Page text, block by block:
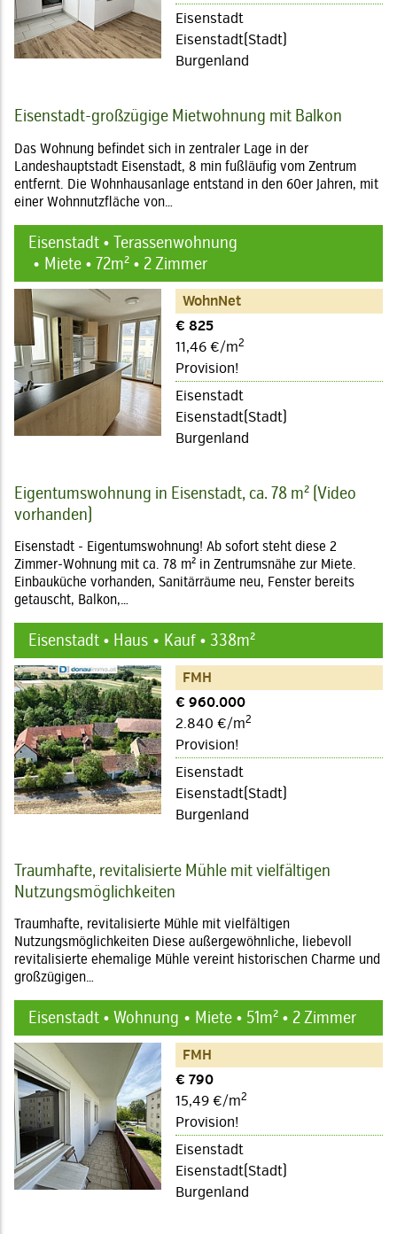
Eisenstadt
Eisenstadt(Stadt)
Burgenland
Eisenstadt-großzügige Mietwohnung mit Balkon
Das Wohnung befindet sich in zentraler Lage in der
Landeshauptstadt Eisenstadt, 8 min fußläufig vom Zentrum
entfernt. Die Wohnhausanlage entstand in den 60er Jahren, mit
einer Wohnnutzfläche von…
Eisenstadt • Terassenwohnung
Miete • 72m² • 2 Zimmer
WohnNet
€ 825
11,46 €/m2
Provision!
Eisenstadt
Eisenstadt(Stadt)
Burgenland
Eigentumswohnung in Eisenstadt, ca. 78 m² (Video
vorhanden)
Eisenstadt - Eigentumswohnung! Ab sofort steht diese 2
Zimmer-Wohnung mit ca. 78 m² in Zentrumsnähe zur Miete.
Einbauküche vorhanden, Sanitärräume neu, Fenster bereits
getauscht, Balkon,…
Eisenstadt • Haus Kauf • 338m²
FMH
€ 960.000
2.840 €/m2
Provision!
Eisenstadt
Eisenstadt(Stadt)
Burgenland
Traumhafte, revitalisierte Mühle mit vielfältigen
Nutzungsmöglichkeiten
Traumhafte, revitalisierte Mühle mit vielfältigen
Nutzungsmöglichkeiten Diese außergewöhnliche, liebevoll
revitalisierte ehemalige Mühle vereint historischen Charme und
großzügigen…
Eisenstadt • Wohnung Miete • 51m² • 2 Zimmer
FMH
€ 790
15,49 €/m2
Provision!
Eisenstadt
Eisenstadt(Stadt)
Burgenland